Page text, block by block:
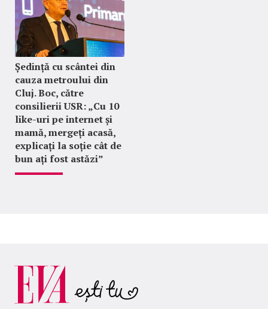
Ședință cu scântei din
cauza metroului din
Cluj. Boc, către
consilierii USR: „Cu 10
like-uri pe internet și
mamă, mergeți acasă,
explicați la soție cât de
bun ați fost astăzi”